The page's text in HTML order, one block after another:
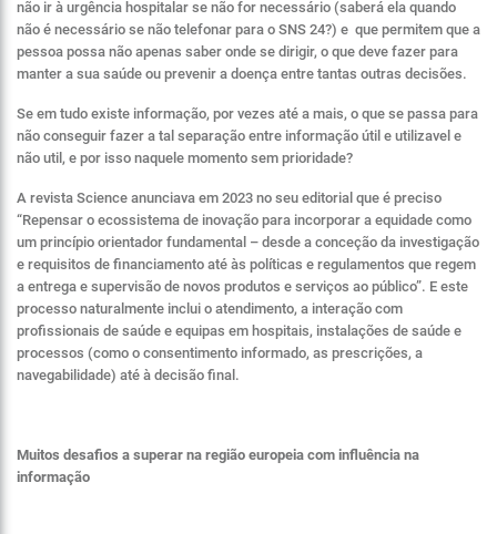
não ir à urgência hospitalar se não for necessário (saberá ela quando
não é necessário se não telefonar para o SNS 24?) e que permitem que a
pessoa possa não apenas saber onde se dirigir, o que deve fazer para
manter a sua saúde ou prevenir a doença entre tantas outras decisões.
Se em tudo existe informação, por vezes até a mais, o que se passa para
não conseguir fazer a tal separação entre informação útil e utilizavel e
não util, e por isso naquele momento sem prioridade?
A revista Science anunciava em 2023 no seu editorial que é preciso
“Repensar o ecossistema de inovação para incorporar a equidade como
um princípio orientador fundamental – desde a conceção da investigação
e requisitos de financiamento até às políticas e regulamentos que regem
a entrega e supervisão de novos produtos e serviços ao público”. E este
processo naturalmente inclui o atendimento, a interação com
profissionais de saúde e equipas em hospitais, instalações de saúde e
processos (como o consentimento informado, as prescrições, a
navegabilidade) até à decisão final.
Muitos desafios a superar na região europeia com influência na
informação